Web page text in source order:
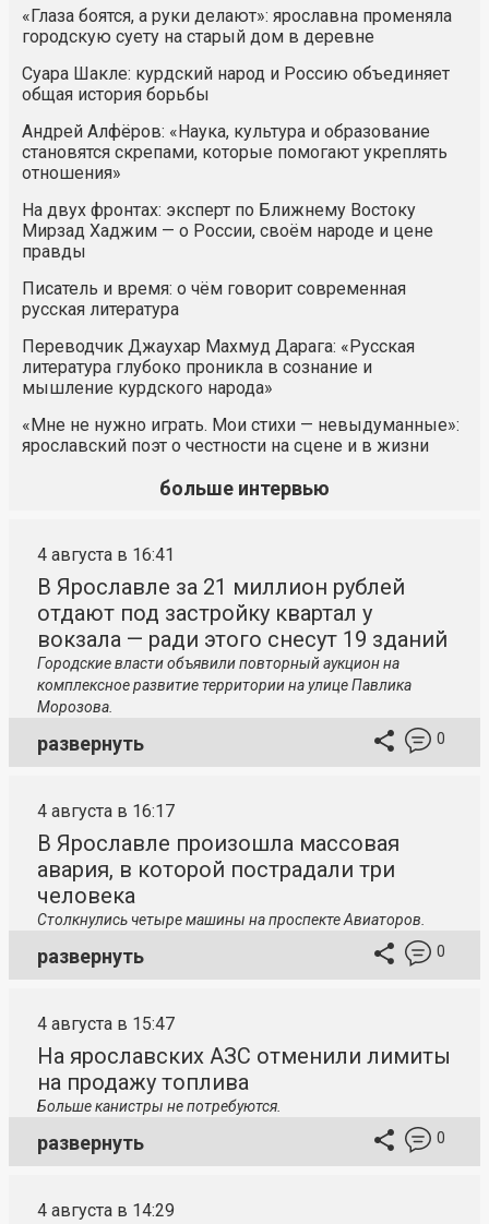
«Глаза боятся, а руки делают»: ярославна променяла
городскую суету на старый дом в деревне
Суара Шакле: курдский народ и Россию объединяет
общая история борьбы
Андрей Алфёров: «Наука, культура и образование
становятся скрепами, которые помогают укреплять
отношения»
На двух фронтах: эксперт по Ближнему Востоку
Мирзад Хаджим — о России, своём народе и цене
правды
Писатель и время: о чём говорит современная
русская литература
Переводчик Джаухар Махмуд Дарага: «Русская
литература глубоко проникла в сознание и
мышление курдского народа»
«Мне не нужно играть. Мои стихи — невыдуманные»:
ярославский поэт о честности на сцене и в жизни
больше интервью
4 августа в 16:41
В Ярославле за 21 миллион рублей
отдают под застройку квартал у
вокзала — ради этого снесут 19 зданий
Городские власти объявили повторный аукцион на
комплексное развитие территории на улице Павлика
Морозова.
развернуть 0
4 августа в 16:17
В Ярославле произошла массовая
авария, в которой пострадали три
человека
Столкнулись четыре машины на проспекте Авиаторов.
развернуть 0
4 августа в 15:47
На ярославских АЗС отменили лимиты
на продажу топлива
Больше канистры не потребуются.
развернуть 0
4 августа в 14:29